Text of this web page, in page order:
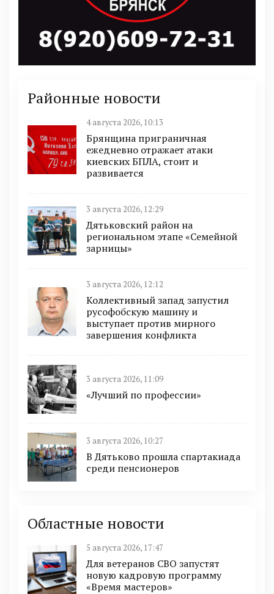
Районные новости
4 августа 2026, 10:13
Брянщина приграничная
ежедневно отражает атаки
киевских БПЛА, стоит и
развивается
3 августа 2026, 12:29
Дятьковский район на
региональном этапе «Семейной
зарницы»
3 августа 2026, 12:12
Коллективный запад запустил
русофобскую машину и
выступает против мирного
завершения конфликта
3 августа 2026, 11:09
«Лучший по профессии»
3 августа 2026, 10:27
В Дятьково прошла спартакиада
среди пенсионеров
Областные новости
5 августа 2026, 17:47
Для ветеранов СВО запустят
новую кадровую программу
«Время мастеров»